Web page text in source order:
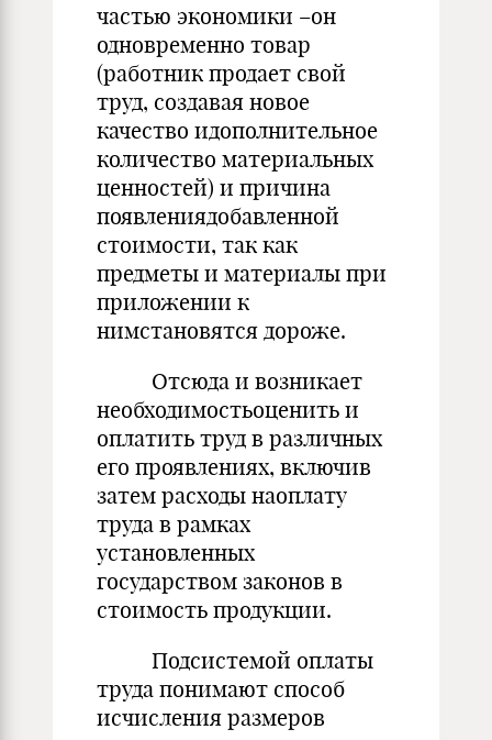
частью экономики –он
одновременно товар
(работник продает свой
труд, создавая новое
качество идополнительное
количество материальных
ценностей) и причина
появлениядобавленной
стоимости, так как
предметы и материалы при
приложении к
нимстановятся дороже.
Отсюда и возникает
необходимостьоценить и
оплатить труд в различных
его проявлениях, включив
затем расходы наоплату
труда в рамках
установленных
государством законов в
стоимость продукции.
Подсистемой оплаты
труда понимают способ
исчисления размеров